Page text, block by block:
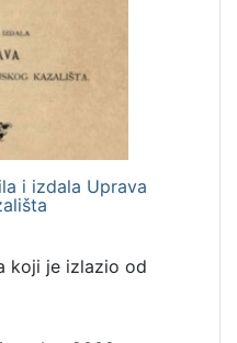
i izdala Uprava
koji je izlazio od